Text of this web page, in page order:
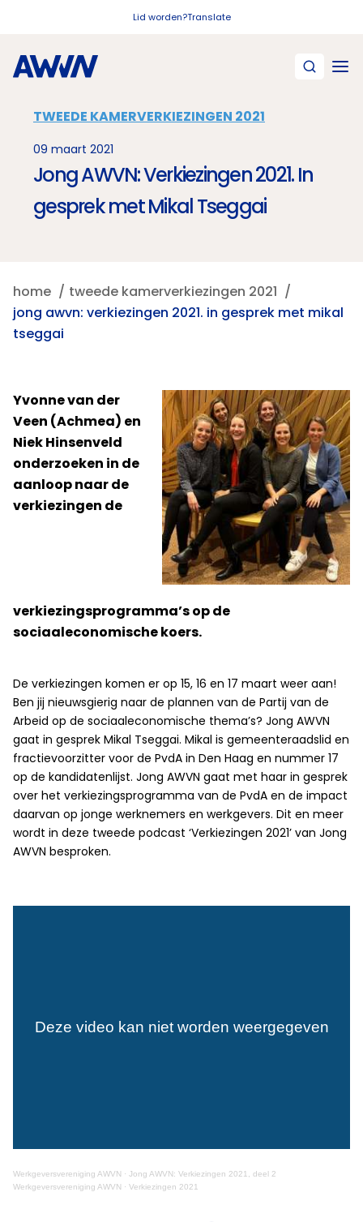
Lid worden?Translate
TWEEDE KAMERVERKIEZINGEN 2021
09 maart 2021
Jong AWVN: Verkiezingen 2021. In
gesprek met Mikal Tseggai
home
tweede kamerverkiezingen 2021
jong awvn: verkiezingen 2021. in gesprek met mikal
tseggai
Yvonne van der
Veen (Achmea) en
Niek Hinsenveld
onderzoeken in de
aanloop naar de
verkiezingen de
verkiezingsprogramma’s op de
sociaaleconomische koers.
De verkiezingen komen er op 15, 16 en 17 maart weer aan!
Ben jij nieuwsgierig naar de plannen van de Partij van de
Arbeid op de sociaaleconomische thema’s? Jong AWVN
gaat in gesprek Mikal Tseggai. Mikal is gemeenteraadslid en
fractievoorzitter voor de PvdA in Den Haag en nummer 17
op de kandidatenlijst. Jong AWVN gaat met haar in gesprek
over het verkiezingsprogramma van de PvdA en de impact
daarvan op jonge werknemers en werkgevers. Dit en meer
wordt in deze tweede podcast ‘Verkiezingen 2021’ van Jong
AWVN besproken.
Werkgeversvereniging AWVN · Jong AWVN: Verkiezingen 2021, deel 2
Werkgeversvereniging AWVN · Verkiezingen 2021